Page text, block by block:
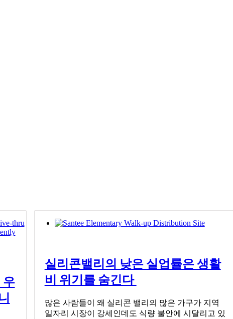
우
실리콘밸리의 낮은 실업률은 생활
비 위기를 숨긴다
많은 사람들이 왜 실리콘 밸리의 많은 가구가 지역
일자리 시장이 강세인데도 식량 불안에 시달리고 있